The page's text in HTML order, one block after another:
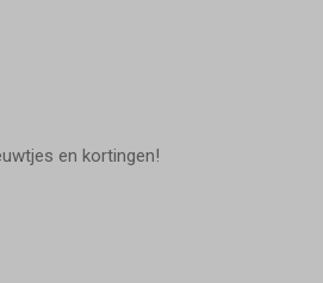
en kortingen!